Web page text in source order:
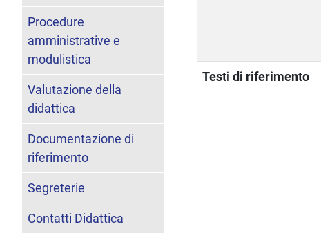
Testi di riferimento
Procedure
amministrative e
modulistica
Valutazione della
didattica
Documentazione di
riferimento
Segreterie
Contatti Didattica